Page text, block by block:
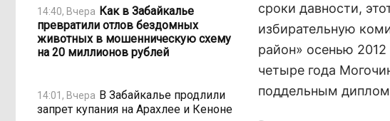
14:40, Вчера Как в Забайкалье
превратили отлов бездомных
животных в мошенническую схему
на 20 миллионов рублей
14:01, Вчера В Забайкалье продлили
запрет купания на Арахлее и Кеноне
сроки давности,
избирательную
район» осенью 2012
четыре года
поддельным